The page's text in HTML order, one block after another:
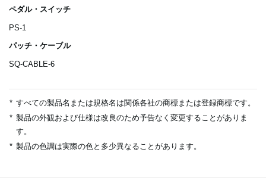
ペダル・スイッチ
PS-1
パッチ・ケーブル
SQ-CABLE-6
* すべての製品名または規格名は関係各社の商標または登録商標です。
* 製品の外観および仕様は改良のため予告なく変更することがありま
す。
* 製品の色調は実際の色と多少異なることがあります。